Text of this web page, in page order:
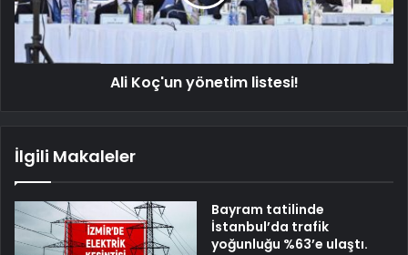
Ali Koç'un yönetim listesi!
İlgili Makaleler
Bayram tatilinde
İstanbul’da trafik
yoğunluğu %63’e ulaştı.